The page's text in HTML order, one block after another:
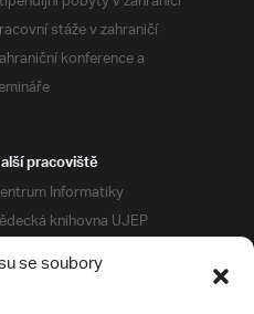
se soubory
stáže v zahraničí
konference a
pracoviště
Informatiky
knihovna UJEP
Správa kolejí a menz
centrum podpory